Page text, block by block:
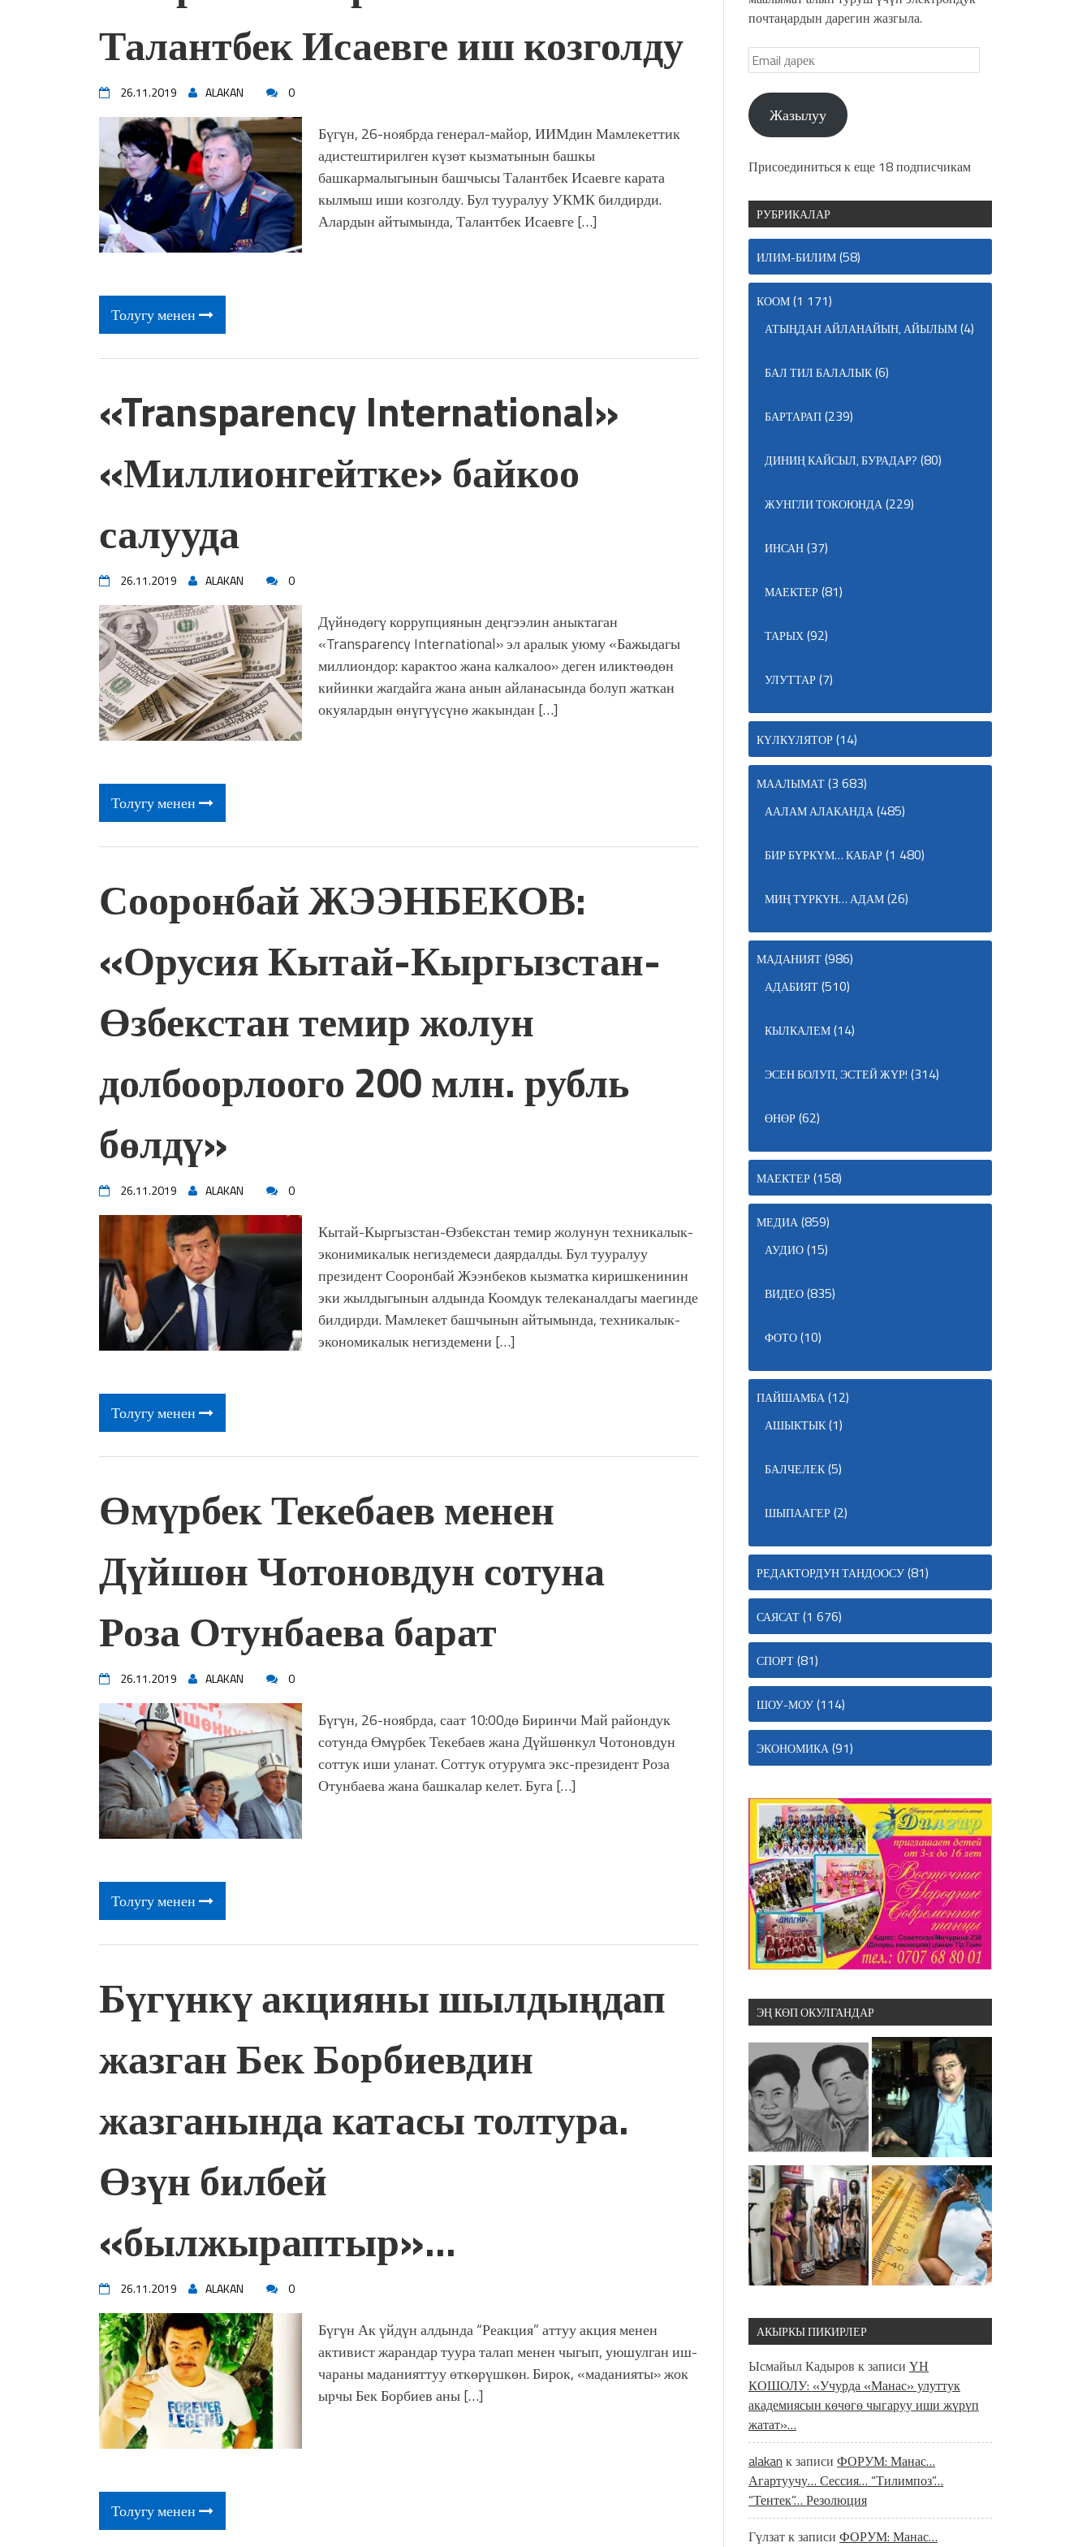
жоопкерчилик!"
үчүн, улуу көч уланышы үчүн журнал сөзсүз керек!”
“Китепкана түнγ-2026”: Психолог Мээрим Мураталиева
Латын арибиндеги “Чабуул”... “Ала-Тоо” журналынын
тарыхы жана редакторлору... (Тизме. Видео)
“КАРА КЕМПИР”: ҮМҮТТҮН ТҮБӨЛҮК СИМВОЛУ
Кыргызстандагы эң ири музыкалуу фонтанды көрүү үчүн
Royal Central Park'ка 30 миң адам чогулду
Талантбек Исаевге иш козголду
26.11.2019 ALAKAN 0
Бүгүн, 26-ноябрда генерал-майор, ИИМдин Мамлекеттик
адистештирилген күзөт кызматынын башкы
башкармалыгынын башчысы Талантбек Исаевге карата
кылмыш иши козголду. Бул тууралуу УКМК билдирди.
Алардын айтымында, Талантбек Исаевге […]
Толугу менен
«Transparency International»
«Миллионгейтке» байкоо
салууда
26.11.2019 ALAKAN 0
Дүйнөдөгү коррупциянын деңгээлин аныктаган
«Transparency International» эл аралык уюму «Бажыдагы
миллиондор: карактоо жана калкалоо» деген иликтөөдөн
кийинки жагдайга жана анын айланасында болуп жаткан
окуялардын өнүгүүсүнө жакындан […]
Толугу менен
Сооронбай ЖЭЭНБЕКОВ:
«Орусия Кытай-Кыргызстан-
Өзбекстан темир жолун
долбоорлоого 200 млн. рубль
бөлдү»
26.11.2019 ALAKAN 0
Кытай-Кыргызстан-Өзбекстан темир жолунун техникалык-
эконимикалык негиздемеси даярдалды. Бул тууралуу
президент Сооронбай Жээнбеков кызматка киришкенинин
эки жылдыгынын алдында Коомдук телеканалдагы маегинде
билдирди. Мамлекет башчынын айтымында, техникалык-
экономикалык негиздемени […]
Толугу менен
Өмүрбек Текебаев менен
Дүйшөн Чотоновдун сотуна
Роза Отунбаева барат
26.11.2019 ALAKAN 0
Бүгүн, 26-ноябрда, саат 10:00дө Биринчи Май райондук
сотунда Өмүрбек Текебаев жана Дүйшөнкул Чотоновдун
соттук иши уланат. Соттук отурумга экс-президент Роза
Отунбаева жана башкалар келет. Буга […]
Толугу менен
Бүгүнкү акцияны шылдыңдап
жазган Бек Борбиевдин
жазганында катасы толтура.
Өзүн билбей
«былжыраптыр»…
26.11.2019 ALAKAN 0
Бүгүн Ак үйдүн алдында “Реакция” аттуу акция менен
активист жарандар туура талап менен чыгып, уюшулган иш-
чараны маданияттуу өткөрүшкөн. Бирок, «маданияты» жок
ырчы Бек Борбиев аны […]
Толугу менен
почтаңардын дарегин жазгыла.
Жазылуу
Присоединиться к еще 18 подписчикам
РУБРИКАЛАР
ИЛИМ-БИЛИМ(58)
КООМ(1 171)
АТЫҢДАН АЙЛАНАЙЫН, АЙЫЛЫМ(4)
БАЛ ТИЛ БАЛАЛЫК(6)
БАРТАРАП(239)
ДИНИҢ КАЙСЫЛ, БУРАДАР? (80)
ЖУНГЛИ ТОКОЮНДА(229)
ИНСАН(37)
МАЕКТЕР(81)
ТАРЫХ(92)
УЛУТТАР(7)
КҮЛКҮЛЯТОР(14)
МААЛЫМАТ(3 683)
ААЛАМ АЛАКАНДА(485)
БИР БҮРКҮМ… КАБАР(1 480)
МИҢ ТҮРКҮН… АДАМ(26)
МАДАНИЯТ(986)
АДАБИЯТ(510)
КЫЛКАЛЕМ(14)
ЭСЕН БОЛУП, ЭСТЕЙ ЖҮР! (314)
ӨНӨР(62)
МАЕКТЕР(158)
МЕДИА(859)
АУДИО(15)
ВИДЕО(835)
ФОТО(10)
ПАЙШАМБА(12)
АШЫКТЫК(1)
БАЛЧЕЛЕК(5)
ШЫПААГЕР(2)
РЕДАКТОРДУН ТАНДООСУ(81)
САЯСАТ(1 676)
СПОРТ(81)
ШОУ-МОУ(114)
ЭКОНОМИКА(91)
ЭҢ КӨП ОКУЛГАНДАР
АКЫРКЫ ПИКИРЛЕР
Ысмайыл Кадыров к записи ҮН
КОШОЛУ: «Учурда «Манас» улуттук
академиясын көчөгө чыгаруу иши жүрүп
жатат»…
alakan к записи ФОРУМ: Манас…
Агартуучу… Сессия… “Тилимпоз”…
“Тентек”… Резолюция
Гүлзатк записи ФОРУМ: Манас…